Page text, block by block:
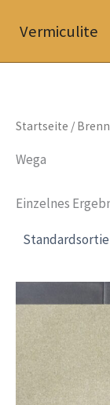
InhaltVermiculite
Startseite /
Wega
Einzelnes